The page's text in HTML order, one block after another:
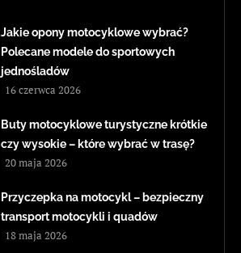
Jakie opony motocyklowe wybrać?
Polecane modele do sportowych
jednośladów
16 czerwca 2026
Buty motocyklowe turystyczne krótkie
czy wysokie – które wybrać w trasę?
20 maja 2026
Przyczepka na motocykl – bezpieczny
transport motocykli i quadów
18 maja 2026